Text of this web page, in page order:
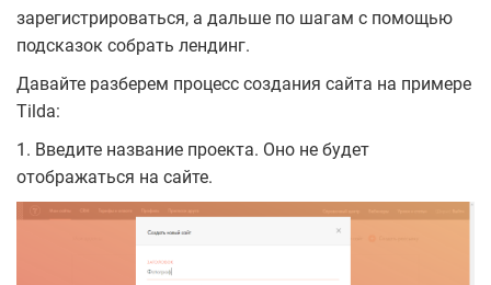
зарегистрироваться, а дальше по шагам с помощью
подсказок собрать лендинг.
Давайте разберем процесс создания сайта на примере
Tilda:
1. Введите название проекта. Оно не будет
отображаться на сайте.